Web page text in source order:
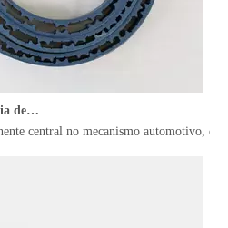
Como você sabe se uma correia dentada está quebrada? Um guia abrangente
central no mecanismo automotivo,